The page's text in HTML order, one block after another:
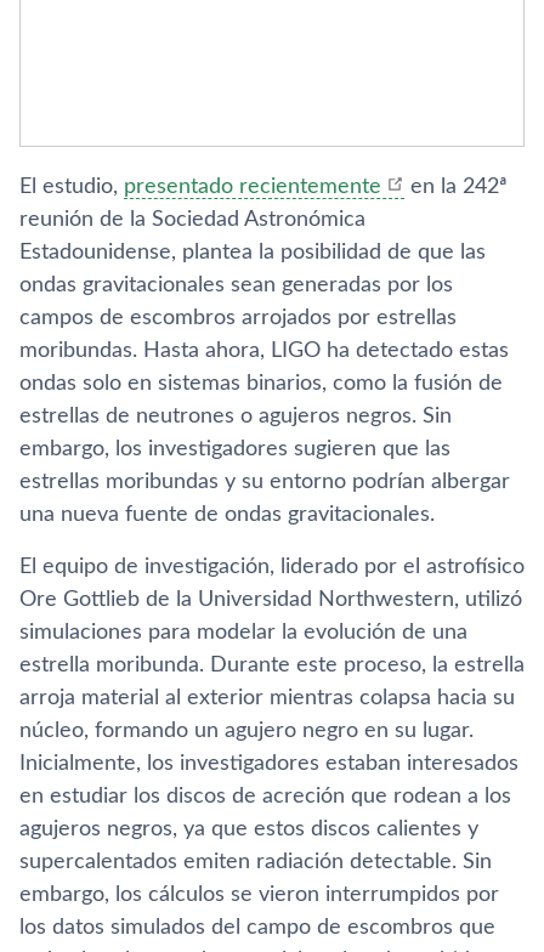
El estudio, presentado recientemente
en la 242ª
reunión de la Sociedad Astronómica
Estadounidense, plantea la posibilidad de que las
ondas gravitacionales sean generadas por los
campos de escombros arrojados por estrellas
moribundas. Hasta ahora, LIGO ha detectado estas
ondas solo en sistemas binarios, como la fusión de
estrellas de neutrones o agujeros negros. Sin
embargo, los investigadores sugieren que las
estrellas moribundas y su entorno podrían albergar
una nueva fuente de ondas gravitacionales.
El equipo de investigación, liderado por el astrofísico
Ore Gottlieb de la Universidad Northwestern, utilizó
simulaciones para modelar la evolución de una
estrella moribunda. Durante este proceso, la estrella
arroja material al exterior mientras colapsa hacia su
núcleo, formando un agujero negro en su lugar.
Inicialmente, los investigadores estaban interesados
en estudiar los discos de acreción que rodean a los
agujeros negros, ya que estos discos calientes y
supercalentados emiten radiación detectable. Sin
embargo, los cálculos se vieron interrumpidos por
los datos simulados del campo de escombros que